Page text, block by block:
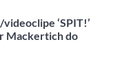
‘SPIT!’
Mackertich do